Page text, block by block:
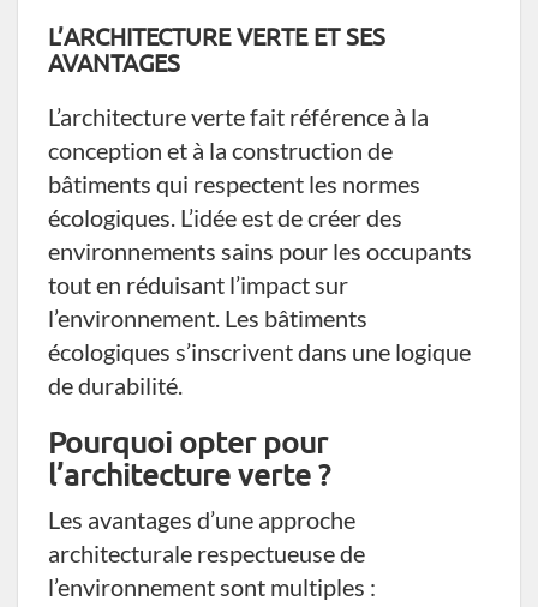
L’ARCHITECTURE VERTE ET SES
AVANTAGES
L’architecture verte fait référence à la
conception et à la construction de
bâtiments qui respectent les normes
écologiques. L’idée est de créer des
environnements sains pour les occupants
tout en réduisant l’impact sur
l’environnement. Les bâtiments
écologiques s’inscrivent dans une logique
de durabilité.
Pourquoi opter pour
l’architecture verte ?
Les avantages d’une approche
architecturale respectueuse de
l’environnement sont multiples :